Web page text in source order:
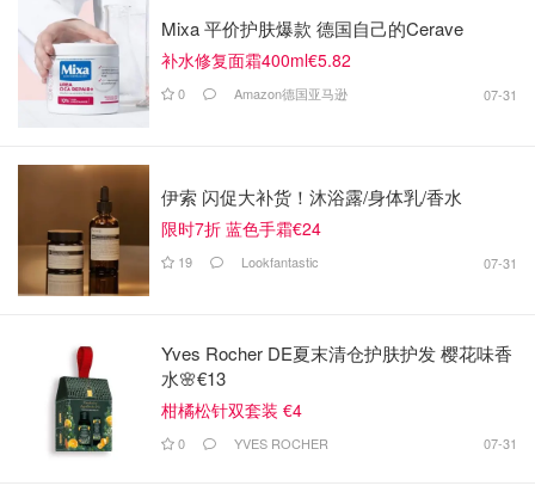
Mixa 平价护肤爆款 德国自己的Cerave
补水修复面霜400ml€5.82
0 Amazon德国亚马逊 07-31
伊索 闪促大补货！沐浴露/身体乳/香水
限时7折 蓝色手霜€24
19 Lookfantastic 07-31
Yves Rocher DE夏末清仓护肤护发 樱花味香
水🌸€13
柑橘松针双套装 €4
0 YVES ROCHER 07-31